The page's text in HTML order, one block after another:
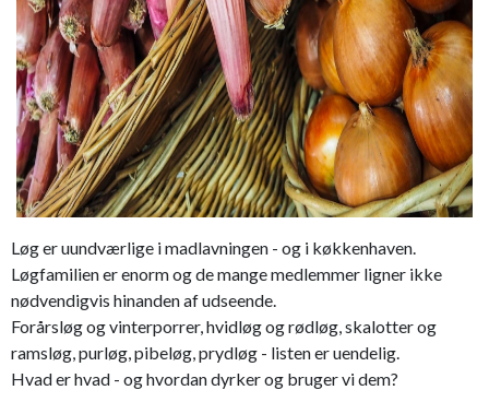
Løg er uundværlige i madlavningen - og i køkkenhaven.
Løgfamilien er enorm og de mange medlemmer ligner ikke
nødvendigvis hinanden af udseende.
Forårsløg og vinterporrer, hvidløg og rødløg, skalotter og
ramsløg, purløg, pibeløg, prydløg - listen er uendelig.
Hvad er hvad - og hvordan dyrker og bruger vi dem?